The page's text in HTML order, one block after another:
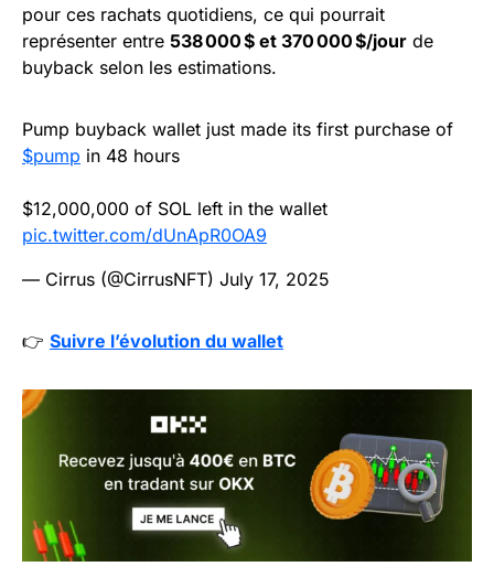
pour ces rachats quotidiens, ce qui pourrait
représenter entre 538 000 $ et 370 000 $/jour de
buyback selon les estimations.
Pump buyback wallet just made its first purchase of
$pump in 48 hours
$12,000,000 of SOL left in the wallet
pic.twitter.com/dUnApR0OA9
— Cirrus (@CirrusNFT) July 17, 2025
👉 Suivre l’évolution du wallet